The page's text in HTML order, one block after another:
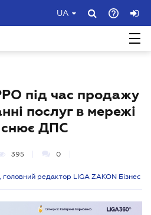
UA
під час продажу
послуг в мережі
ДПС
395 0
редактор LIGA ZAKON Бізнес